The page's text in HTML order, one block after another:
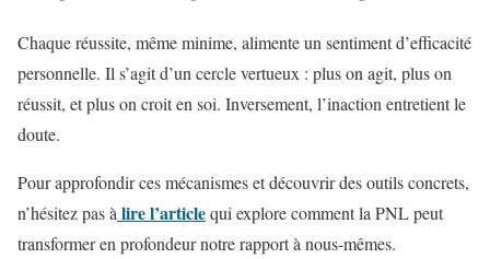
Chaque réussite, même minime, alimente un sentiment d’efficacité
personnelle. Il s’agit d’un cercle vertueux : plus on agit, plus on
réussit, et plus on croit en soi. Inversement, l’inaction entretient le
doute.
Pour approfondir ces mécanismes et découvrir des outils concrets,
n’hésitez pas à lire l’articlequi explore comment la PNL peut
transformer en profondeur notre rapport à nous-mêmes.